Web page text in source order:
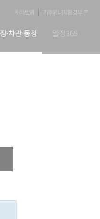
사이트맵 기후에너지환경부 홈
장·차관 동정 일정365